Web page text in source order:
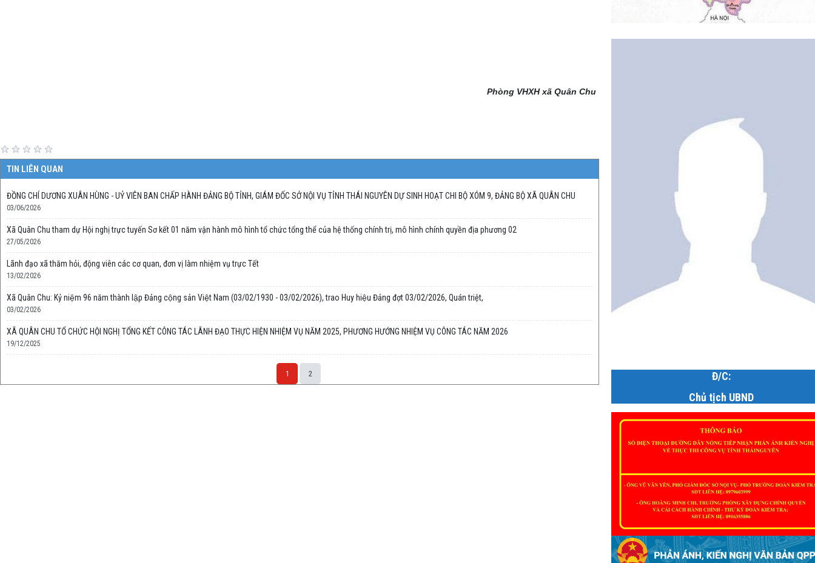
Phòng VHXH xã Quân Chu
TIN LIÊN QUAN
ĐỒNG CHÍ DƯƠNG XUÂN HÙNG - UỶ VIÊN BAN CHẤP HÀNH ĐẢNG BỘ TỈNH, GIÁM ĐỐC SỞ NỘI VỤ TỈNH THÁI NGUYÊN DỰ SINH HOẠT CHI BỘ XÓM 9, ĐẢNG BỘ XÃ QUÂN CHU
03/06/2026
Xã Quân Chu tham dự Hội nghị trực tuyến Sơ kết 01 năm vận hành mô hình tổ chức tổng thể của hệ thống chính trị, mô hình chính quyền địa phương 02
27/05/2026
Lãnh đạo xã thăm hỏi, động viên các cơ quan, đơn vị làm nhiệm vụ trực Tết
13/02/2026
Xã Quân Chu: Kỷ niệm 96 năm thành lập Đảng cộng sản Việt Nam (03/02/1930 - 03/02/2026), trao Huy hiệu Đảng đợt 03/02/2026, Quán triệt,
03/02/2026
XÃ QUÂN CHU TỔ CHỨC HỘI NGHỊ TỔNG KẾT CÔNG TÁC LÃNH ĐẠO THỰC HIỆN NHIỆM VỤ NĂM 2025, PHƯƠNG HƯỚNG NHIỆM VỤ CÔNG TÁC NĂM 2026
19/12/2025
1 2
Đ/C:
Chủ tịch UBND